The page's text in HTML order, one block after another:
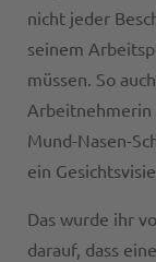
nicht jeder
seinem
müssen. So
Arbeitnehmerin
Mund-Nasen-
ein
Das wurde ihr
darauf, dass